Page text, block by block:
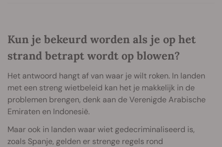
Kun je bekeurd worden als je op het
strand betrapt wordt op blowen?
Het antwoord hangt af van waar je wilt roken. In landen
met een streng wietbeleid kan het je makkelijk in de
problemen brengen, denk aan de Verenigde Arabische
Emiraten en Indonesië.
Maar ook in landen waar wiet gedecriminaliseerd is,
zoals Spanje, gelden er strenge regels rond